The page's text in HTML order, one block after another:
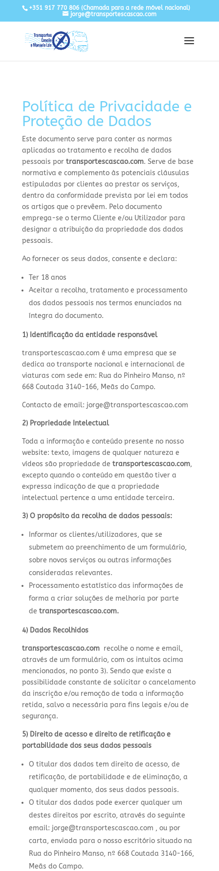
+351 917 770 806(Chamada para a rede móvel nacional)
jorge@transportescascao.com
Política de Privacidade e
Proteção de Dados
Este documento serve para conter as normas
aplicadas ao tratamento e recolha de dados
pessoais por transportescascao.com. Serve de base
normativa e complemento às potenciais cláusulas
estipuladas por clientes ao prestar os serviços,
dentro da conformidade prevista por lei em todos
os artigos que o prevêem. Pelo documento
emprega-se o termo Cliente e/ou Utilizador para
designar a atribuição da propriedade dos dados
pessoais.
Ao fornecer os seus dados, consente e declara:
Ter 18 anos
Aceitar a recolha, tratamento e processamento
dos dados pessoais nos termos enunciados na
íntegra do documento.
1) Identificação da entidade responsável
transportescascao.com é uma empresa que se
dedica ao transporte nacional e internacional de
viaturas com sede em: Rua do Pinheiro Manso, nº
668 Coutada 3140-166, Meãs do Campo.
Contacto de email: jorge@transportescascao.com
2) Propriedade Intelectual
Toda a informação e conteúdo presente no nosso
website: texto, imagens de qualquer natureza e
vídeos são propriedade de transportescascao.com,
excepto quando o conteúdo em questão tiver a
expressa indicação de que a propriedade
intelectual pertence a uma entidade terceira.
3) O propósito da recolha de dados pessoais:
Informar os clientes/utilizadores, que se
submetem ao preenchimento de um formulário,
sobre novos serviços ou outras informações
consideradas relevantes.
Processamento estatístico das informações de
forma a criar soluções de melhoria por parte
de transportescascao.com.
4) Dados Recolhidos
transportescascao.com recolhe o nome e email,
através de um formulário, com os intuitos acima
mencionados, no ponto 3). Sendo que existe a
possibilidade constante de solicitar o cancelamento
da inscrição e/ou remoção de toda a informação
retida, salvo a necessária para fins legais e/ou de
segurança.
5) Direito de acesso e direito de retificação e
portabilidade dos seus dados pessoais
O titular dos dados tem direito de acesso, de
retificação, de portabilidade e de eliminação, a
qualquer momento, dos seus dados pessoais.
O titular dos dados pode exercer qualquer um
destes direitos por escrito, através do seguinte
email: jorge@transportescascao.com , ou por
carta, enviada para o nosso escritório situado na
Rua do Pinheiro Manso, nº 668 Coutada 3140-166,
Meãs do Campo.